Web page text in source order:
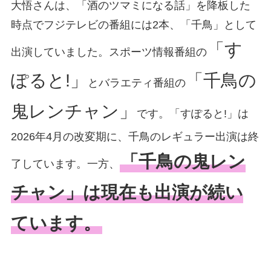
大悟さんは、「酒のツマミになる話」を降板した
時点でフジテレビの番組には2本、「千鳥」として
出演していました。スポーツ情報番組の「す
ぽると!」
とバラエティ番組の「千鳥の
鬼レンチャン」
です。「すぽると!」は
2026年4月の改変期に、千鳥のレギュラー出演は終
了しています。一方、 「千鳥の鬼レン
チャン」は現在も出演が続い
ています。